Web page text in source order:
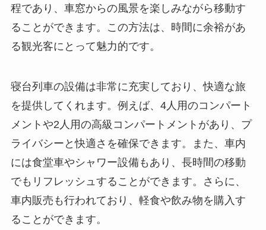
程であり、車窓からの風景を楽しみながら移動す
ることができます。この方法は、時間に余裕があ
る観光客にとって魅力的です。
寝台列車の設備は非常に充実しており、快適な旅
を提供してくれます。例えば、4人用のコンパート
メントや2人用の高級コンパートメントがあり、プ
ライバシーと快適さを確保できます。また、車内
には食堂車やシャワー設備もあり、長時間の移動
でもリフレッシュすることができます。さらに、
車内販売も行われており、軽食や飲み物を購入す
ることができます。